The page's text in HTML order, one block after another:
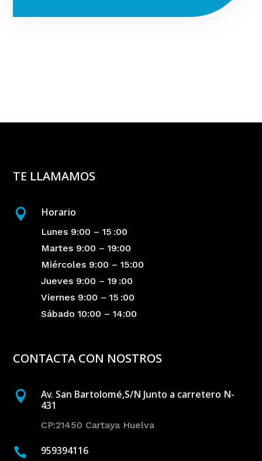
TE LLAMAMOS
 Horario
Lunes 9:00 – 15 :00
Martes 9:00 – 19:00
Miércoles 9:00 – 15:00
Jueves 9:00 – 19 :00
Viernes 9:00 – 15 :00
Sábado 10:00 – 14:00
CONTACTA CON NOSTROS

Av. San Bartolomé,S/N Junto a carretero N-
431
CP:21450 Cartaya Huelva
 959394116